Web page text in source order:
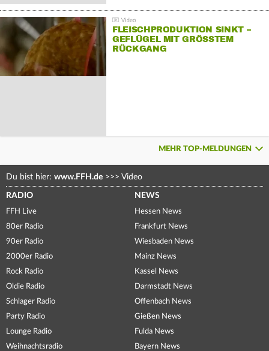
FLEISCHPRODUKTION SINKT –
GEFLÜGEL MIT GRÖSSTEM R
ÜCKGANG
MEHR TOP-MELDUNGEN
Du bist hier: www.FFH.de >>> Video
RADIO
FFH Live
80er Radio
90er Radio
2000er Radio
Rock Radio
Oldie Radio
Schlager Radio
Party Radio
Lounge Radio
Weihnachtsradio
NEWS
Hessen News
Frankfurt News
Wiesbaden News
Mainz News
Kassel News
Darmstadt News
Offenbach News
Gießen News
Fulda News
Bayern News